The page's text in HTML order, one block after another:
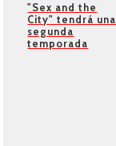
"Sex and the
City" tendrá una
segunda
temporada